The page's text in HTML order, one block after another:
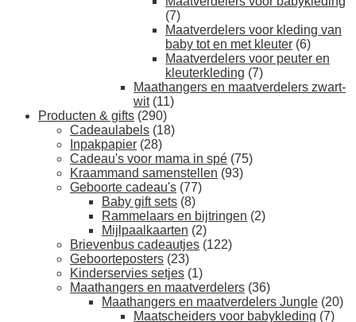
(7)
Maatverdelers voor kleding van
baby tot en met kleuter (6)
Maatverdelers voor peuter en
kleuterkleding (7)
Maathangers en maatverdelers zwart-
wit (11)
Producten & gifts (290)
Cadeaulabels (18)
Inpakpapier (28)
Cadeau's voor mama in spé (75)
Kraammand samenstellen (93)
Geboorte cadeau's (77)
Baby gift sets (8)
Rammelaars en bijtringen (2)
Mijlpaalkaarten (2)
Brievenbus cadeautjes (122)
Geboorteposters (23)
Kinderservies setjes (1)
Maathangers en maatverdelers (36)
Maathangers en maatverdelers Jungle (20)
Maatscheiders voor babykleding (7)